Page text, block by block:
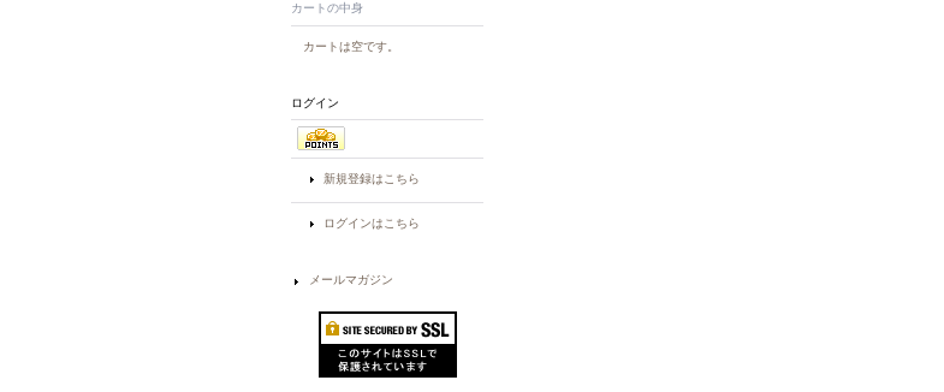
カートの中身
カートは空です。
ログイン
新規登録はこちら
ログインはこちら
メールマガジン